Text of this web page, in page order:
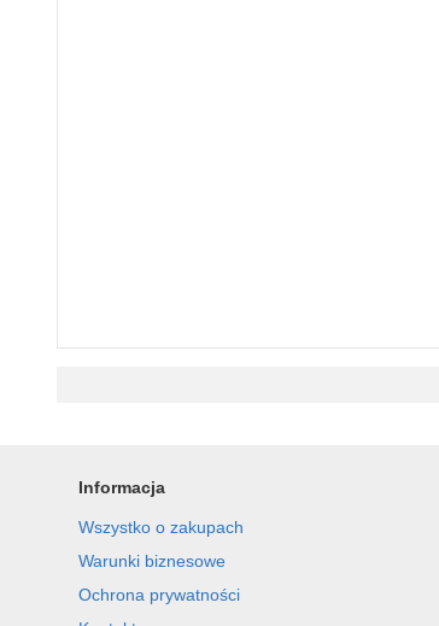
Informacja
Wszystko o zakupach
Warunki biznesowe
Ochrona prywatności